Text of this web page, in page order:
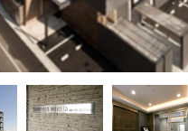
RESIDENCE CARP 南中央町
2021年1月